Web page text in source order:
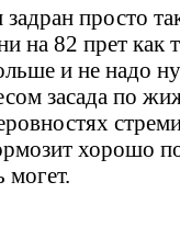
просто
на 82 прет как
и не надо
засада по
хорошо
могет.